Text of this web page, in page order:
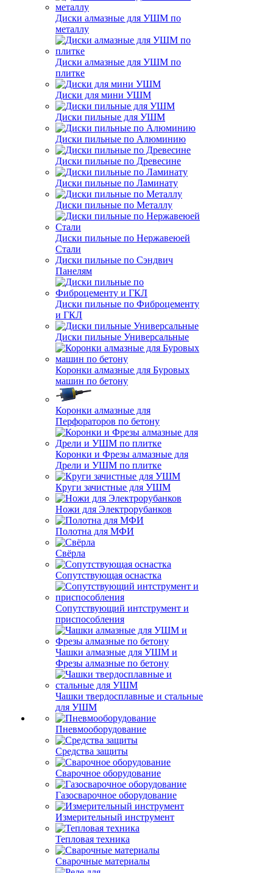
Диски алмазные для УШМ по
металлу
Диски алмазные для УШМ по
плитке
Диски для мини УШМ
Диски пильные для УШМ
Диски пильные по Алюминию
Диски пильные по Древесине
Диски пильные по Ламинату
Диски пильные по Металлу
Диски пильные по Нержавеюей
Стали
Диски пильные по Сэндвич
Панелям
Диски пильные по Фиброцементу
и ГКЛ
Диски пильные Универсальные
Коронки алмазные для Буровых
машин по бетону
Коронки алмазные для
Перфораторов по бетону
Коронки и Фрезы алмазные для
Дрели и УШМ по плитке
Круги зачистные для УШМ
Ножи для Электрорубанков
Полотна для МФИ
Свёрла
Сопутствующая оснастка
Сопутствующий интструмент и
приспособления
Чашки алмазные для УШМ и
Фрезы алмазные по бетону
Чашки твердосплавные и стальные
для УШМ
Пневмооборудование
Средства защиты
Сварочное оборудование
Газосварочное оборудование
Измерительный инструмент
Тепловая техника
Сварочные материалы